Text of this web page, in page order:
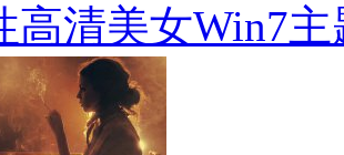
高清美女Win7主